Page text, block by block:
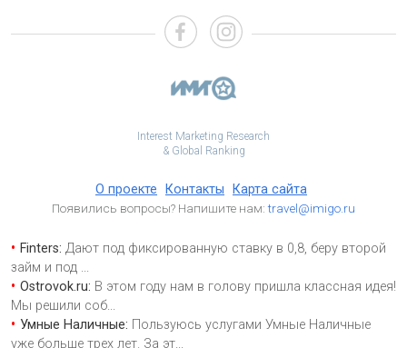
Interest Marketing Research
& Global Ranking
О проекте Контакты Карта сайта
Появились вопросы? Напишите нам:travel@imigo.ru
Finters: Дают под фиксированную ставку в 0,8, беру второй
займ и под ...
Ostrovok.ru: В этом году нам в голову пришла классная идея!
Мы решили соб...
Умные Наличные: Пользуюсь услугами Умные Наличные
уже больше трех лет. За эт...